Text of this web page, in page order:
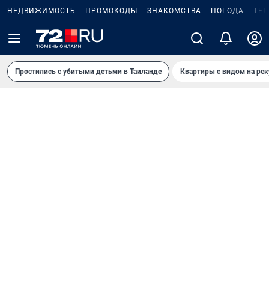
НЕДВИЖИМОСТЬ ПРОМОКОДЫ ЗНАКОМСТВА ПОГОДА
Простились с убитыми детьми в Таиланде Квартиры с видом на